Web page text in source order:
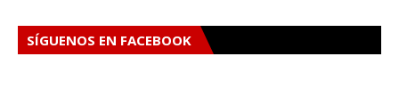
SÍGUENOS EN FACEBOOK